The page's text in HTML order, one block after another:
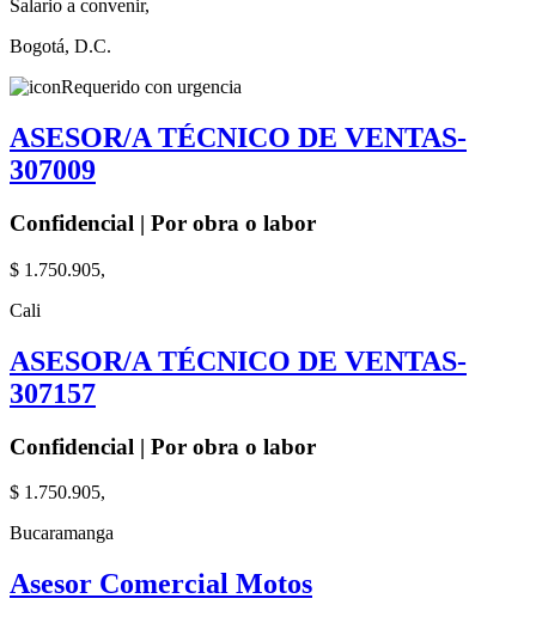
Salario a convenir,
Bogotá, D.C.
Requerido con urgencia
ASESOR/A TÉCNICO DE VENTAS-
307009
Confidencial | Por obra o labor
$ 1.750.905,
Cali
ASESOR/A TÉCNICO DE VENTAS-
307157
Confidencial | Por obra o labor
$ 1.750.905,
Bucaramanga
Asesor Comercial Motos